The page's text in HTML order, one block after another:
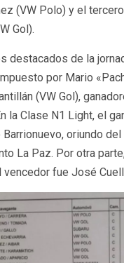
(VW Polo) y el
Gol).
destacados de la
por Mario
(VW Gol),
la Clase N1 Light, el
oriundo del
La Paz. Por otra
vencedor fue José